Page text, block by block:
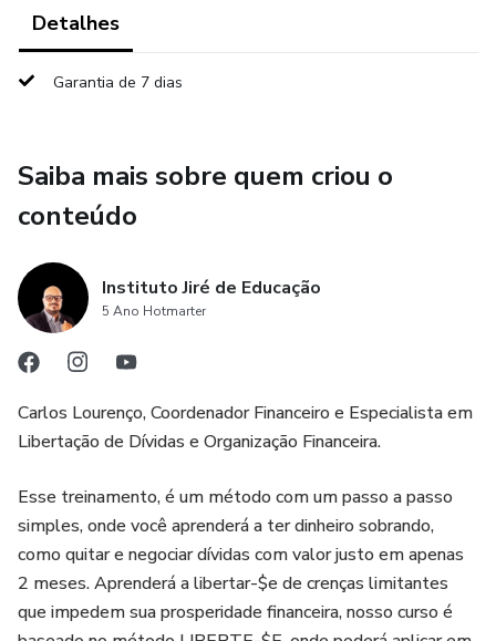
mas como algo que afeta nossas escolhas e sentimentos,
cuidar das nossas finanças de forma mais consciente e de
O segundo pilar é O segredo das negociações e quitações
inteligentes
Entender e aplicar os "Segredos das Negociações e
Quitações Inteligentes" representa um pilar crucial para
quem deseja não apenas escapar do ciclo de
endividamento, mas também abraçar uma vida de
requer uma abordagem específica de negociação e
quitação, que simplesmente pagar sem uma estratégia
O pilar da "Prosperidade Bíblica Financeira" vai além da
prática do dízimo e das ofertas, abordando o desafio de
cuidar dos 90% restantes do salário de forma que honre a
Deus. Ao unir os princípios bíblicos sobre finanças, disciplina
Detalhes
Garantia de 7 dias
Saiba mais sobre quem criou o
conteúdo
Instituto Jiré de Educação
5 Ano Hotmarter
Carlos Lourenço, Coordenador Financeiro e Especialista em
Libertação de Dívidas e Organização Financeira.
Esse treinamento, é um método com um passo a passo
simples, onde você aprenderá a ter dinheiro sobrando,
como quitar e negociar dívidas com valor justo em apenas
2 meses. Aprenderá a libertar-$e de crenças limitantes
que impedem sua prosperidade financeira, nosso curso é